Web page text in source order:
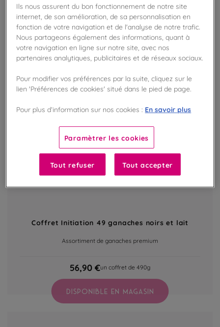
Coffret Initiation 49 ganaches noirs et lait
Assortiment de ganaches premium
56,90 €un coffret de 490g
DISPONIBLE EN MAGASIN
Ils nous assurent du bon fonctionnement de notre site
internet, de son amélioration, de sa personnalisation en
fonction de votre navigation et de l'analyse de notre trafic.
Nous partageons également des informations, quant à
votre navigation en ligne sur notre site, avec nos
partenaires analytiques, publicitaires et de réseaux sociaux.
Pour modifier vos préférences par la suite, cliquez sur le
lien 'Préférences de cookies' situé dans le pied de page.
Pour plus d’information sur nos cookies : En savoir plus
Paramètrer les cookies
Tout refuser Tout accepter